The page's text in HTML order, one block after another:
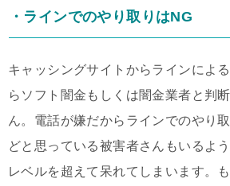
・ラインでのやり取りはNG
キャッシングサイトからラインによ
らソフト闇金もしくは闇金業者と判
ん。電話が嫌だからラインでのやり
どと思っている被害者さんもいるよ
レベルを超えて呆れてしまいます。